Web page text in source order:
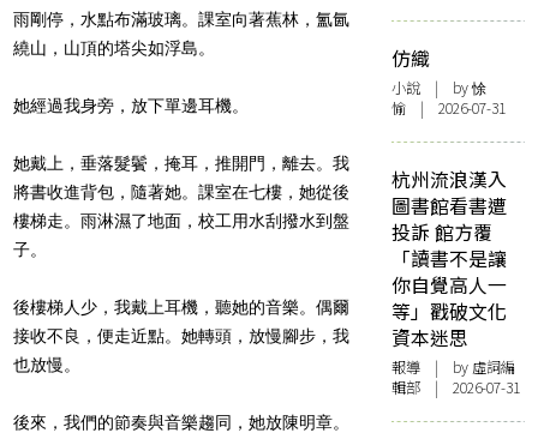
雨剛停，水點布滿玻璃。課室向著蕉林，氳氤
繞山，山頂的塔尖如浮島。
她經過我身旁，放下單邊耳機。
她戴上，垂落髮鬢，掩耳，推開門，離去。我
將書收進背包，隨著她。課室在七樓，她從後
樓梯走。雨淋濕了地面，校工用水刮撥水到盤
子。
後樓梯人少，我戴上耳機，聽她的音樂。偶爾
接收不良，便走近點。她轉頭，放慢腳步，我
也放慢。
後來，我們的節奏與音樂趨同，她放陳明章。
仿織
小說 | by 悇
愉 | 2026-07-31
杭州流浪漢入
圖書館看書遭
投訴 館方覆
「讀書不是讓
你自覺高人一
等」戳破文化
資本迷思
報導 | by 虛詞編
輯部 | 2026-07-31